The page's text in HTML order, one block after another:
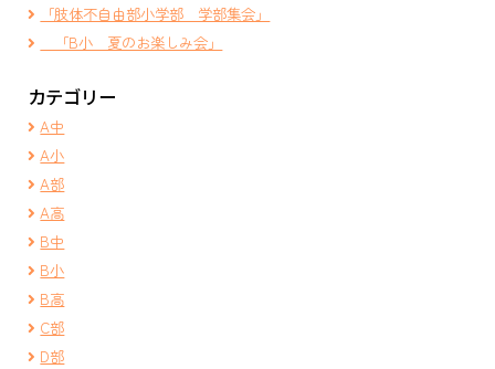
「肢体不自由部小学部 学部集会」
「B小 夏のお楽しみ会」
カテゴリー
A中
A小
A部
A高
B中
B小
B高
C部
D部